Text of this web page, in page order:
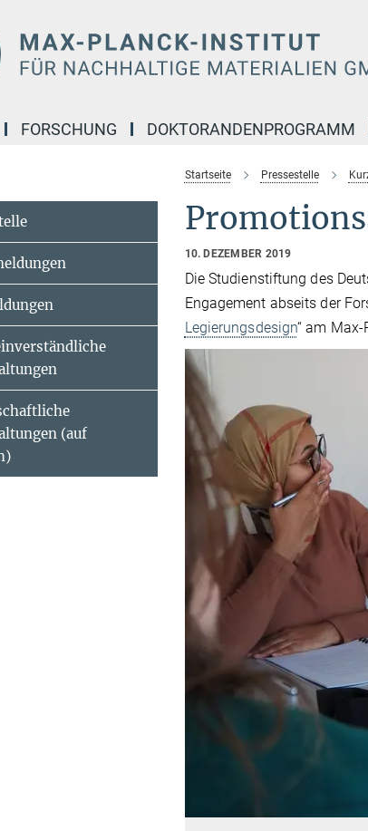
FORSCHUNG DOKTORANDENPROGRAMM
Startseite Pressestelle
10. DEZEMBER 2019
Die Studienstiftung des
Engagement abseits der
Legierungsdesign“ am
(auf